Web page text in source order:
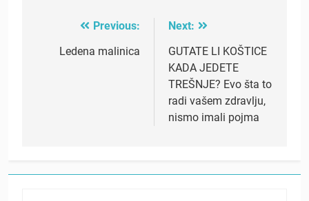
navigation
Previous:
Ledena malinica
Next:
GUTATE LI KOŠTICE
KADA JEDETE
TREŠNJE? Evo šta to
radi vašem zdravlju,
nismo imali pojma